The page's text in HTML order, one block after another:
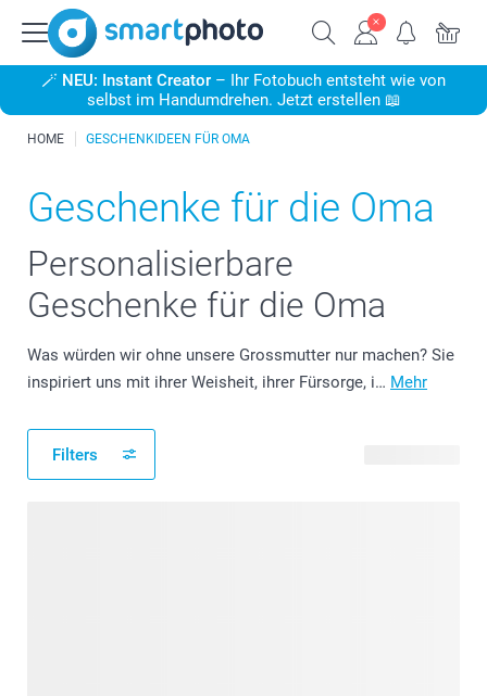
🪄 NEU: Instant Creator – Ihr Fotobuch entsteht wie von
selbst im Handumdrehen. Jetzt erstellen 📖
HOME GESCHENKIDEEN FÜR OMA
Geschenke für die Oma
Personalisierbare
Geschenke für die Oma
Was würden wir ohne unsere Grossmutter nur machen? Sie
inspiriert uns mit ihrer Weisheit, ihrer Fürsorge, i… Mehr
Filters